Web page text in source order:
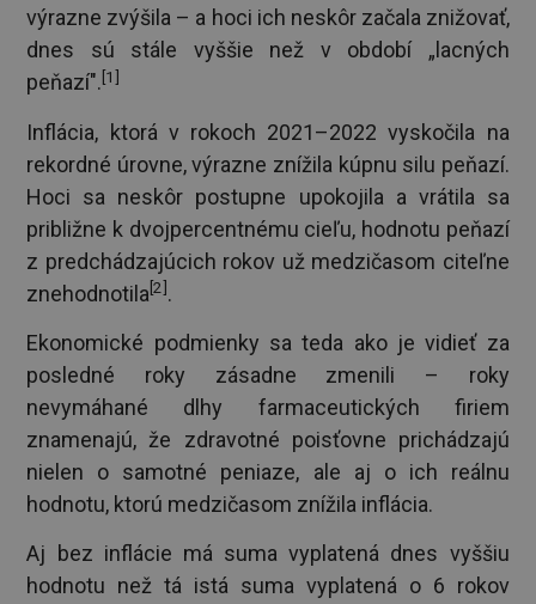
výrazne zvýšila – a hoci ich neskôr začala znižovať,
dnes sú stále vyššie než v období „lacných
peňazí".[1]
Inflácia, ktorá v rokoch 2021–2022 vyskočila na
rekordné úrovne, výrazne znížila kúpnu silu peňazí.
Hoci sa neskôr postupne upokojila a vrátila sa
približne k dvojpercentnému cieľu, hodnotu peňazí
z predchádzajúcich rokov už medzičasom citeľne
znehodnotila[2].
Ekonomické podmienky sa teda ako je vidieť za
posledné roky zásadne zmenili – roky
nevymáhané dlhy farmaceutických firiem
znamenajú, že zdravotné poisťovne prichádzajú
nielen o samotné peniaze, ale aj o ich reálnu
hodnotu, ktorú medzičasom znížila inflácia.
Aj bez inflácie má suma vyplatená dnes vyššiu
hodnotu než tá istá suma vyplatená o 6 rokov